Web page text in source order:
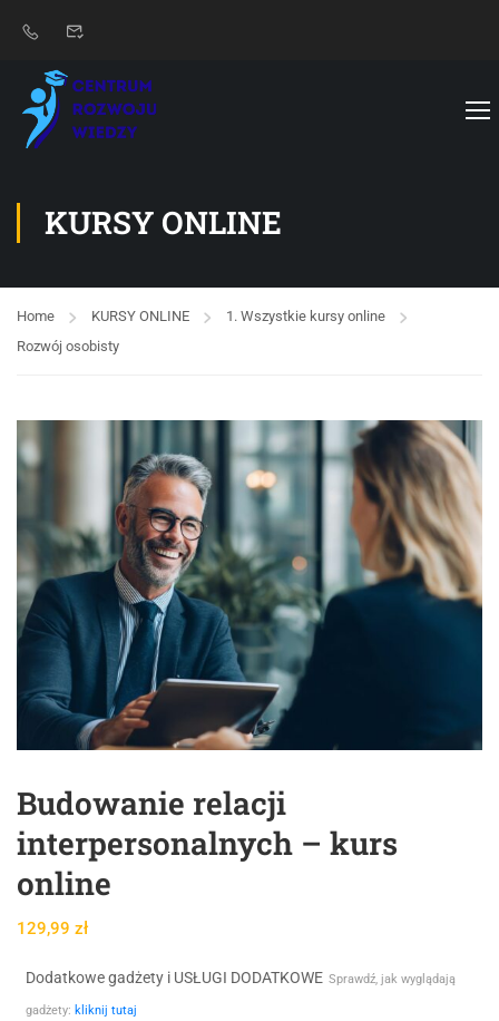
KURSY ONLINE
Home KURSY ONLINE
1. Wszystkie kursy online
Rozwój osobisty
Budowanie relacji
interpersonalnych – kurs
online
129,99 zł
Dodatkowe gadżety i USŁUGI DODATKOWE Sprawdź, jak wyglądają
gadżety: kliknij tutaj